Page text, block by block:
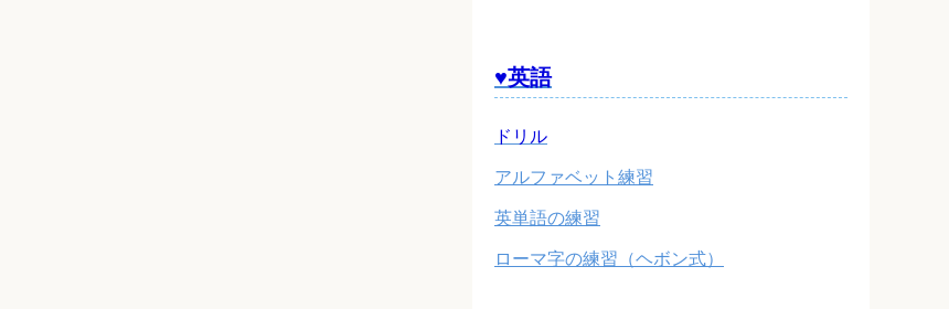
♥英語
ドリル
アルファベット練習
英単語の練習
ローマ字の練習（ヘボン式）